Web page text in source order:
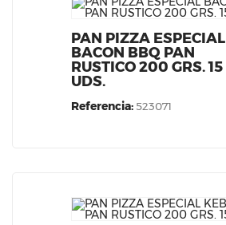
PAN PIZZA ESPECIAL
BACON BBQ PAN
RUSTICO 200 GRS. 15
UDS.
Referencia: 523071